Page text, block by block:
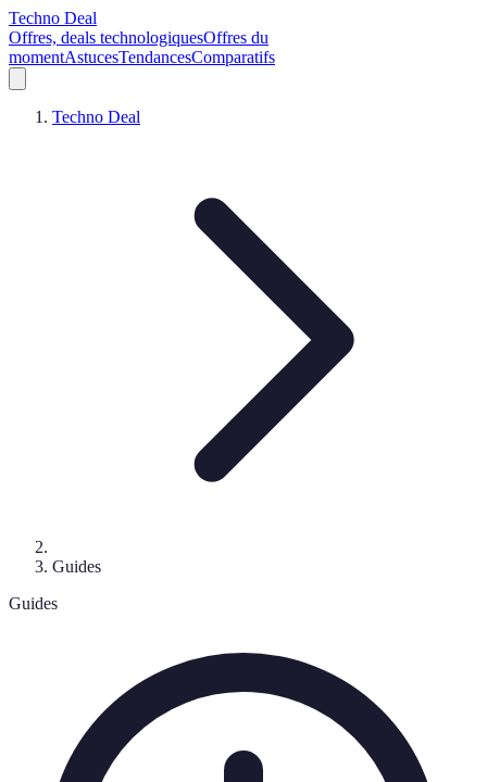
Techno Deal
Offres, deals technologiquesOffres du
momentAstucesTendancesComparatifs
Techno Deal
Guides
Guides